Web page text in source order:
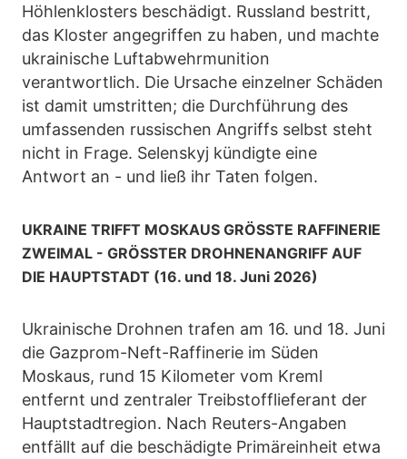
Höhlenklosters beschädigt. Russland bestritt,
das Kloster angegriffen zu haben, und machte
ukrainische Luftabwehrmunition
verantwortlich. Die Ursache einzelner Schäden
ist damit umstritten; die Durchführung des
umfassenden russischen Angriffs selbst steht
nicht in Frage. Selenskyj kündigte eine
Antwort an - und ließ ihr Taten folgen.
UKRAINE TRIFFT MOSKAUS GRÖSSTE RAFFINERIE
ZWEIMAL - GRÖSSTER DROHNENANGRIFF AUF
DIE HAUPTSTADT (16. und 18. Juni 2026)
Ukrainische Drohnen trafen am 16. und 18. Juni
die Gazprom-Neft-Raffinerie im Süden
Moskaus, rund 15 Kilometer vom Kreml
entfernt und zentraler Treibstofflieferant der
Hauptstadtregion. Nach Reuters-Angaben
entfällt auf die beschädigte Primäreinheit etwa